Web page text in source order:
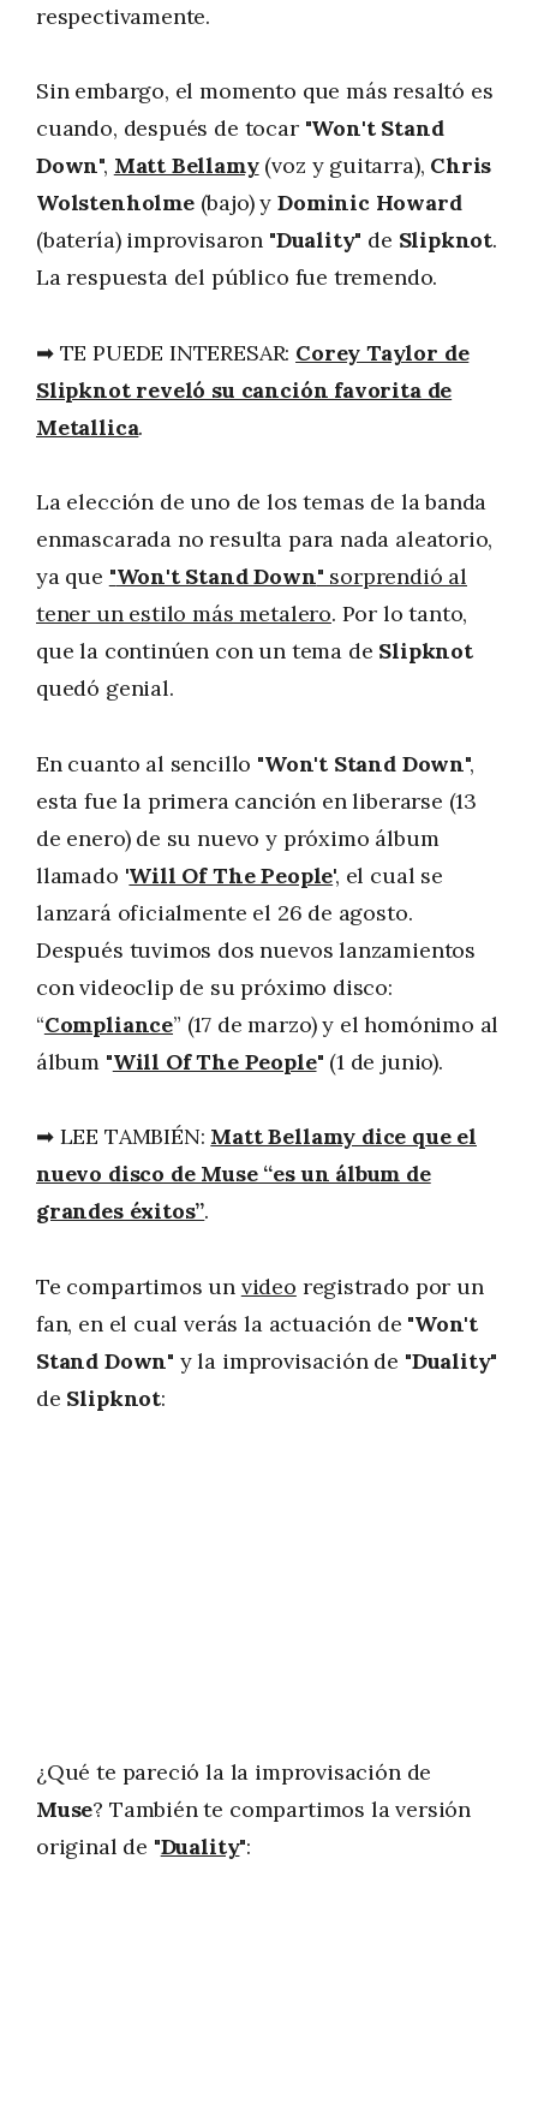
respectivamente.
Sin embargo, el momento que más resaltó es
cuando, después de tocar "Won't Stand
Down", Matt Bellamy(voz y guitarra), Chris
Wolstenholme(bajo) yDominic Howard
(batería) improvisaron "Duality" de Slipknot.
La respuesta del público fue tremendo.
➡ TE PUEDE INTERESAR: Corey Taylor de
Slipknot reveló su canción favorita de
Metallica.
La elección de uno de los temas de la banda
enmascarada no resulta para nada aleatorio,
ya que "Won't Stand Down" sorprendió al
tener un estilo más metalero. Por lo tanto,
que la continúen con un tema de Slipknot
quedó genial.
En cuanto al sencillo "Won't Stand Down",
esta fue la primera canción en liberarse (13
de enero) de su nuevo y próximo álbum
llamado 'Will Of The People', el cual se
lanzará oficialmente el 26 de agosto.
Después tuvimos dos nuevos lanzamientos
con videoclip de su próximo disco:
“Compliance” (17 de marzo) y el homónimo al
álbum "Will Of The People" (1 de junio).
➡ LEE TAMBIÉN: Matt Bellamy dice que el
nuevo disco de Muse “es un álbum de
grandes éxitos”.
Te compartimos un video registrado por un
fan, en el cual verás la actuación de "Won't
Stand Down" y la improvisación de "Duality"
de Slipknot:
¿Qué te pareció la la improvisación de
Muse? También te compartimos la versión
original de "Duality":